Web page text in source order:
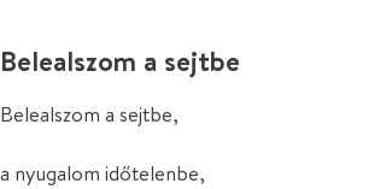
Belealszom a sejtbe
Belealszom a sejtbe,
a nyugalom időtelenbe,